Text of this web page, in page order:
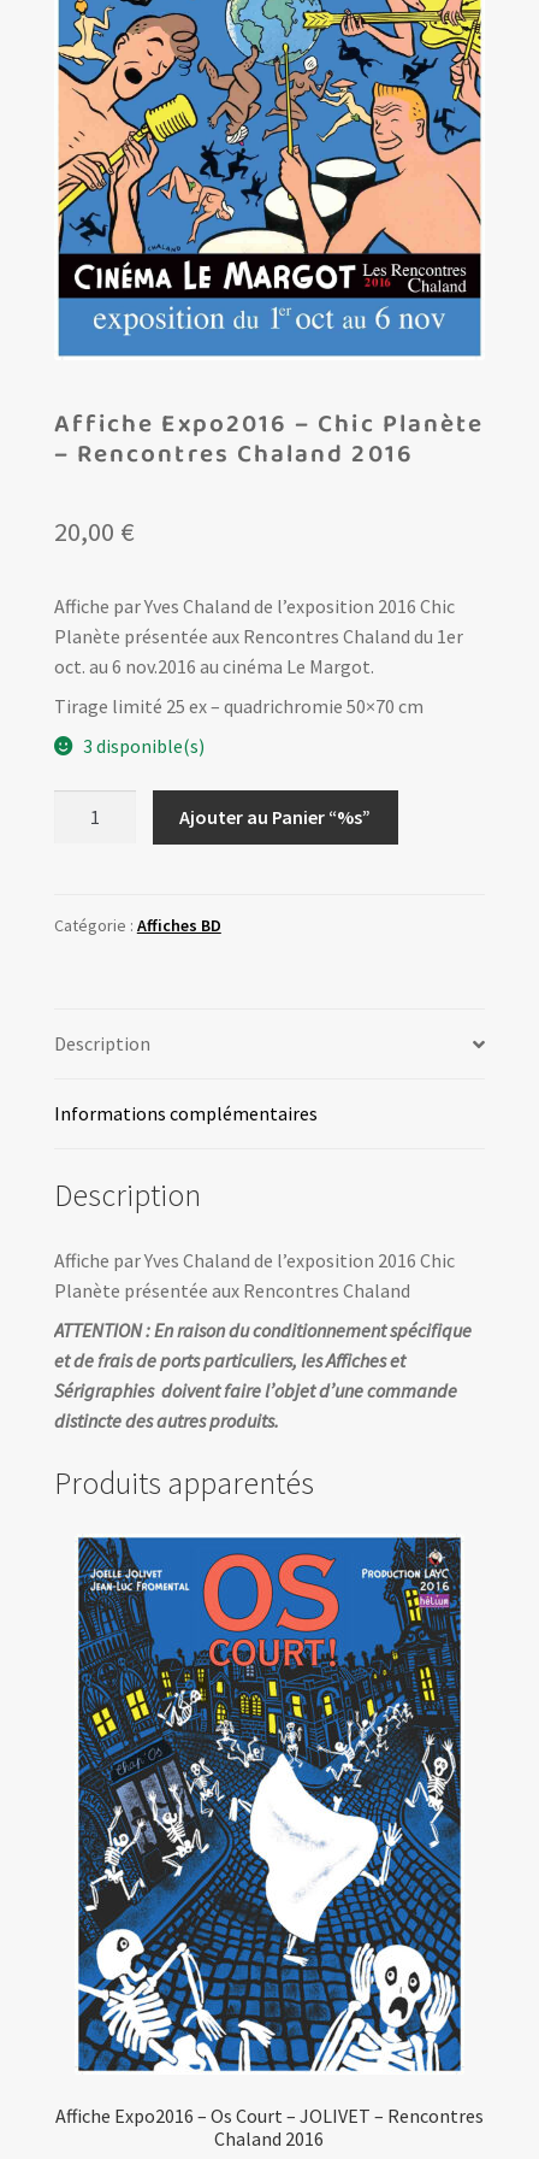
Les amis d’Yves Chaland
LUDIBD
Affiche Expo2016 – Chic Planète
– Rencontres Chaland 2016
20,00 €
Affiche par Yves Chaland de l’exposition 2016 Chic
Planète présentée aux Rencontres Chaland du 1er
oct. au 6 nov.2016 au cinéma Le Margot.
Tirage limité 25 ex – quadrichromie 50×70 cm
3 disponible(s)
-
Rencontres
2016
Ajouter au Panier “%s”
Catégorie : Affiches BD
Description
Informations complémentaires
Description
Affiche par Yves Chaland de l’exposition 2016 Chic
Planète présentée aux Rencontres Chaland
ATTENTION : En raison du conditionnement spécifique
et de frais de ports particuliers, les Affiches et
Sérigraphies doivent faire l’objet d’une commande
distincte des autres produits.
Produits apparentés
Affiche Expo2016 – Os Court – JOLIVET – Rencontres
Chaland 2016